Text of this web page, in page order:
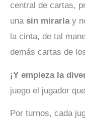
central de cartas,
una sin mirarlay
la cinta, de tal
demás cartas de
¡Y empieza la
juego el jugador
Por turnos, cada